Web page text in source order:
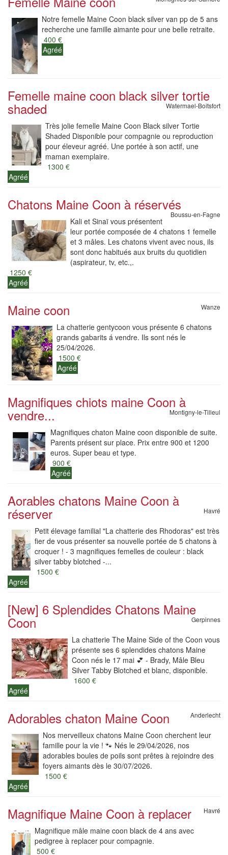
Notre femelle Maine Coon black silver van pp de 5 ans
recherche une famille aimante pour une belle retraite.
400 €
Agréé
Femelle maine coon black silver tortie
shaded Watermael-Boitsfort
Très jolie femelle Maine Coon Black silver Tortie
Shaded Disponible pour compagnie ou reproduction
pour éleveur agréé. Une portée à son actif, une
maman exemplaire.
1300 €
Agréé
Chatons Maine Coon à réservés
Boussu-en-Fagne
Kali et Sinaï vous présentent
leur portée composée de 4 chatons 1 femelle
et 3 mâles. Les chatons vivent avec nous, ils
sont donc habitués aux bruits du quotidien
(aspirateur, tv, etc.,.
1250 €
Agréé
Maine coon Wanze
La chatterie gentycoon vous présente 6 chatons
grands gabarits á vendre. Ils sont nés le
25/04/2026.
1500 €
Agréé
Magnifiques chiots maine Coon à
vendre... Montigny-le-Tilleul
Magnifiques chaton Maine coon disponible de suite.
Parents présent sur place. Prix entre 900 et 1200
euros. Super beau et type.
900 €
Agréé
Aorables chatons Maine Coon à
réserver Havré
Petit élevage familial "La chatterie des Rhodoras" est très
fier de vous présenter sa nouvelle portée de 5 chatons à
croquer ! - 3 magnifiques femelles de couleur : black
silver tabby blotched -...
1500 €
Agréé
[New] 6 Splendides Chatons Maine
Coon Gerpinnes
La chatterie The Maine Side of the Coon vous
présente ses 6 splendides chatons Maine
Coon nés le 17 mai 💕 - Brady, Mâle Bleu
Silver Tabby Blotched et blanc, disponible.
1600 €
Agréé
Adorables chaton Maine Coon Anderlecht
Nos merveilleux chatons Maine Coon cherchent leur
famille pour la vie ! 🐾 Nés le 29/04/2026, nos
adorables boules de poils sont prêtes à rejoindre des
foyers aimants dès le 30/07/2026.
1500 €
Agréé
Magnifique Maine Coon à replacer Havré
Magnifique mâle maine coon black de 4 ans avec
pedigree à replacer pour compagnie.
500 €